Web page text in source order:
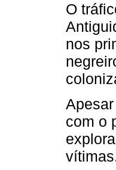
O
nos
com o